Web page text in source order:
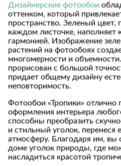
Дизайнерские фотообои
оттенком, который
пространство. Зеленый цвет,
каждом листочке, наполняет
гармонией. Изображение
растений на фотообоях
многомерности и
прорисован с большой
придает общему дизайну
неповторимость.
Фотообои «Тропики» отлично
оформления интерьера
способны преобразить
и стильный уголок, перенеся
атмосферу. Благодаря им, вы
доме уголок природы, где
насладиться красотой